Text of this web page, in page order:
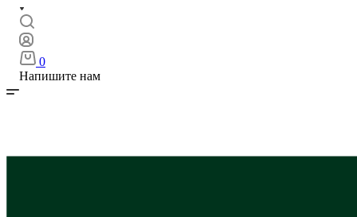
0
Напишите нам